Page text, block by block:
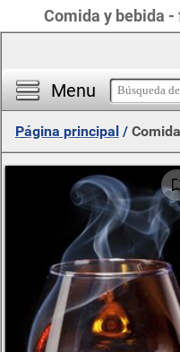
Comida y bebida
Menu
Página principal /